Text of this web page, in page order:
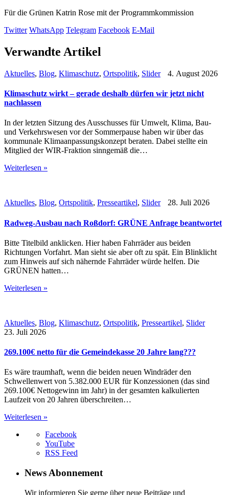
Für die Grünen Katrin Rose mit der Programmkommission
Twitter WhatsApp Telegram Facebook E-Mail
Verwandte Artikel
Aktuelles, Blog, Klimaschutz, Ortspolitik, Slider 4. August 2026
Klimaschutz wirkt – gerade deshalb dürfen wir jetzt nicht
nachlassen
In der letzten Sitzung des Ausschusses für Umwelt, Klima, Bau-
und Verkehrswesen vor der Sommerpause haben wir über das
kommunale Klimaanpassungskonzept beraten. Dabei stellte ein
Mitglied der WIR-Fraktion sinngemäß die…
Weiterlesen »
Aktuelles, Blog, Ortspolitik, Presseartikel, Slider 28. Juli 2026
Radweg-Ausbau nach Roßdorf: GRÜNE Anfrage beantwortet
Bitte Titelbild anklicken. Hier haben Fahrräder aus beiden
Richtungen Vorfahrt. Man sieht sie aber oft zu spät. Ein Blinklicht
zum Hinweis auf sich nähernde Fahrräder würde helfen. Die
GRÜNEN hatten…
Weiterlesen »
Aktuelles, Blog, Klimaschutz, Ortspolitik, Presseartikel, Slider
23. Juli 2026
269.100€ netto für die Gemeindekasse 20 Jahre lang???
Es wäre traumhaft, wenn die beiden neuen Windräder den
Schwellenwert von 5.382.000 EUR für Konzessionen (das sind
269.100€ Nettogewinn im Jahr) in der gesamten kalkulierten
Laufzeit von 20 Jahren überschreiten…
Weiterlesen »
Facebook
YouTube
RSS Feed
News Abonnement
Wir informieren Sie gerne über neue Beiträge und